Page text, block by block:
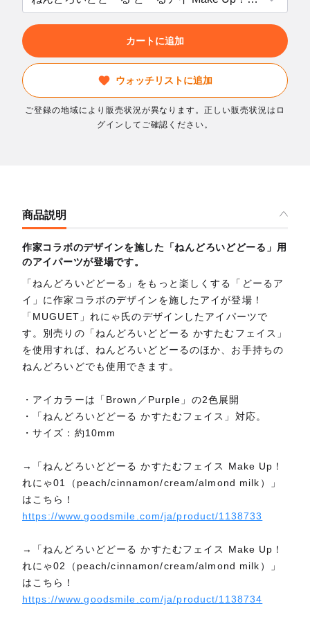
カートに追加
ウォッチリストに追加
ご登録の地域により販売状況が異なります。正しい販売状況はロ
グインしてご確認ください。
商品説明
作家コラボのデザインを施した「ねんどろいどどーる」用
のアイパーツが登場です。
「ねんどろいどどーる」をもっと楽しくする「どーるア
イ」に作家コラボのデザインを施したアイが登場！
「MUGUET」れにゃ氏のデザインしたアイパーツで
す。別売りの「ねんどろいどどーる かすたむフェイス」
を使用すれば、ねんどろいどどーるのほか、お手持ちの
ねんどろいどでも使用できます。
・アイカラーは「Brown／Purple」の2色展開
・「ねんどろいどどーる かすたむフェイス」対応。
・サイズ：約10mm
→「ねんどろいどどーる かすたむフェイス Make Up！
れにゃ01（peach/cinnamon/cream/almond milk）」
はこちら！
https://www.goodsmile.com/ja/product/1138733
→「ねんどろいどどーる かすたむフェイス Make Up！
れにゃ02（peach/cinnamon/cream/almond milk）」
はこちら！
https://www.goodsmile.com/ja/product/1138734